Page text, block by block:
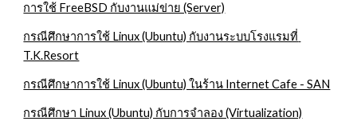
การใช้ FreeBSD กับงานแม่ข่าย (Server)
กรณีศึกษาการใช้ Linux (Ubuntu) กับงานระบบโรงแรมที่
T.K.Resort
กรณีศึกษาการใช้ Linux (Ubuntu) ในร้าน Internet Cafe - SAN
กรณีศึกษา Linux (Ubuntu) กับการจำลอง (Virtualization)